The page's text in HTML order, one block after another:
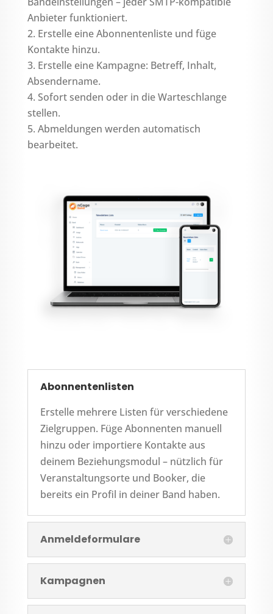
Anbieter funktioniert.
Erstelle eine Abonnentenliste und füge
Kontakte hinzu.
Erstelle eine Kampagne: Betreff, Inhalt,
Absendername.
Sofort senden oder in die Warteschlange
stellen.
Abmeldungen werden automatisch
bearbeitet.
Abonnentenlisten
Erstelle mehrere Listen für verschiedene
Zielgruppen. Füge Abonnenten manuell
hinzu oder importiere Kontakte aus
deinem Beziehungsmodul – nützlich für
Veranstaltungsorte und Booker, die
bereits ein Profil in deiner Band haben.
Anmeldeformulare
Kampagnen